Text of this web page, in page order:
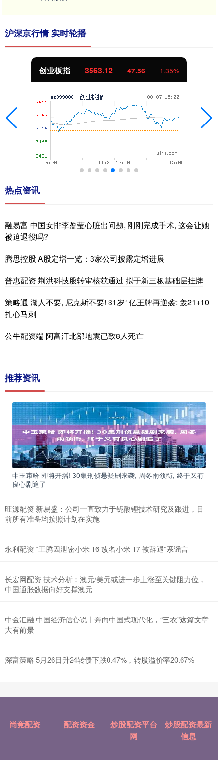
沪深京行情 实时轮播
创业板指 3563.12 47.56 1.35%
热点资讯
融易富 中国女排李盈莹心脏出问题, 刚刚完成手术, 这会让她
被迫退役吗?
腾思控股 A股定增一览：3家公司披露定增进展
普惠配资 荆洪科技股转审核获通过 拟于新三板基础层挂牌
策略通 湖人不要, 尼克斯不要! 31岁1亿王牌再逆袭: 轰21+10
扎心马刺
公牛配资端 阿富汗北部地震已致8人死亡
推荐资讯
中玉束哈 即将开播! 30集刑侦悬疑剧来袭, 周冬雨领衔, 终于又有
良心剧追了
旺源配资 新易盛：公司一直致力于铌酸锂技术研究及跟进，目
前所有准备均按照计划在实施
永利配资 “王腾因泄密小米 16 改名小米 17 被辞退”系谣言
长宏网配资 技术分析：澳元/美元或进一步上涨至关键阻力位，
中国通胀数据向好支撑澳元
中金汇融 中国经济信心说丨奔向中国式现代化，“三农”这篇文章
大有前景
深富策略 5月26日升24转债下跌0.47%，转股溢价率20.67%
尚竞配资 配资资金
炒股配资平台
网
炒股配资最新
信息